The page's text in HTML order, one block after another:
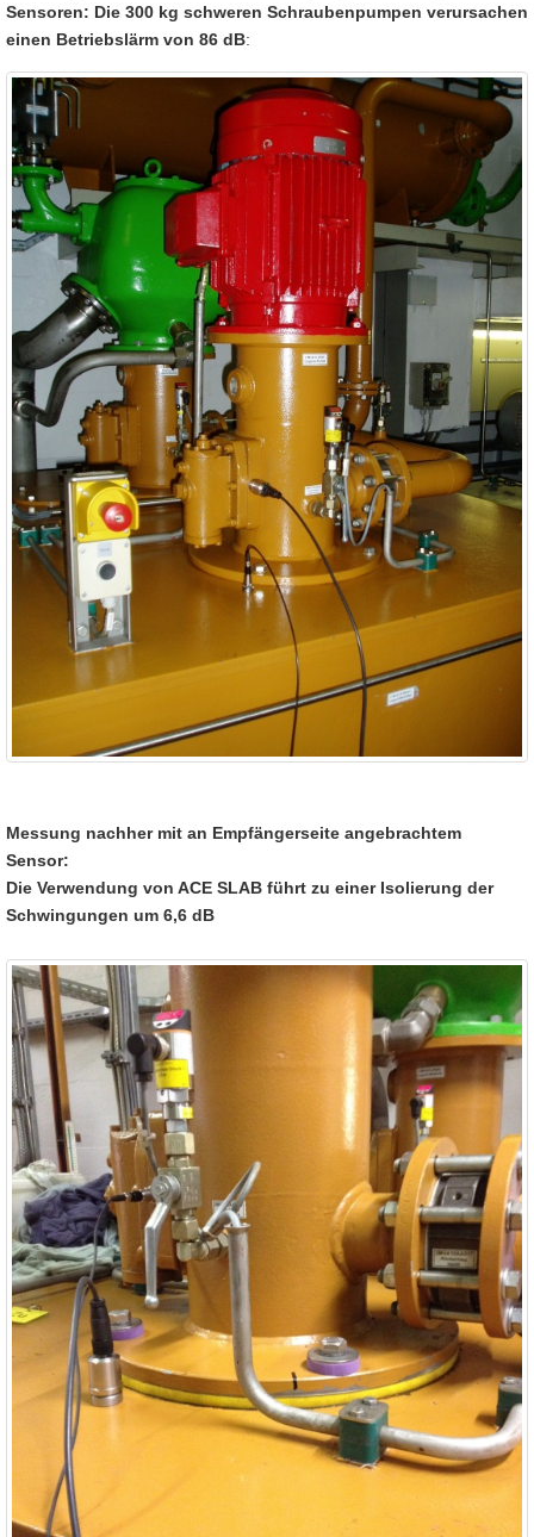
Sensoren: Die 300 kg schweren Schraubenpumpen verursachen
einen Betriebslärm von 86 dB:
Messung nachher mit an Empfängerseite angebrachtem
Sensor:
Die Verwendung von ACE SLAB führt zu einer Isolierung der
Schwingungen um 6,6 dB